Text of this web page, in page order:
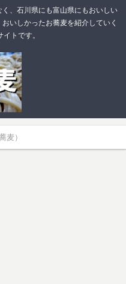
、石川県にも富山県にもおいしい
いしかったお蕎麦を紹介していく
トです。
麦）